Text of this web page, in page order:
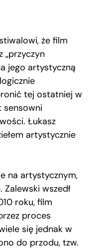
że film
„przyczyn
jego artystyczną
tej ostatniej w
sensowni
Łukasz
artystycznie
na artystycznym,
wszedł
roku, film
proces
się jednak w
do przodu, tzw.